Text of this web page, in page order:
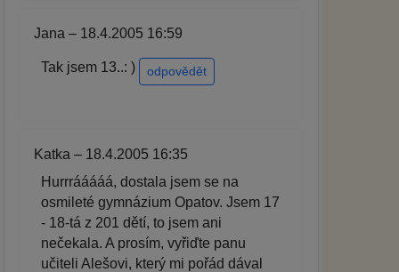
Jana – 18.4.2005 16:59
Tak jsem 13..: ) odpovědět
Katka – 18.4.2005 16:35
Hurrrááááá, dostala jsem se na
osmileté gymnázium Opatov. Jsem 17
- 18-tá z 201 dětí, to jsem ani
nečekala. A prosím, vyřiďte panu
učiteli Alešovi, který mi pořád dával